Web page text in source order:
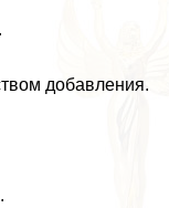
добавления.